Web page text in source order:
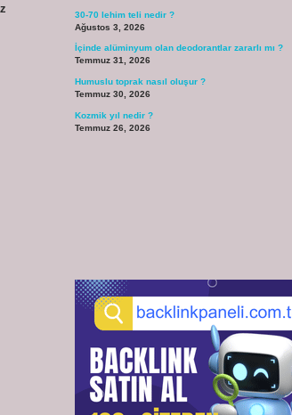
30-70 lehim teli nedir ?
Ağustos 3, 2026
İçinde alüminyum olan deodorantlar zararlı mı ?
Temmuz 31, 2026
Humuslu toprak nasıl oluşur ?
Temmuz 30, 2026
Kozmik yıl nedir ?
Temmuz 26, 2026